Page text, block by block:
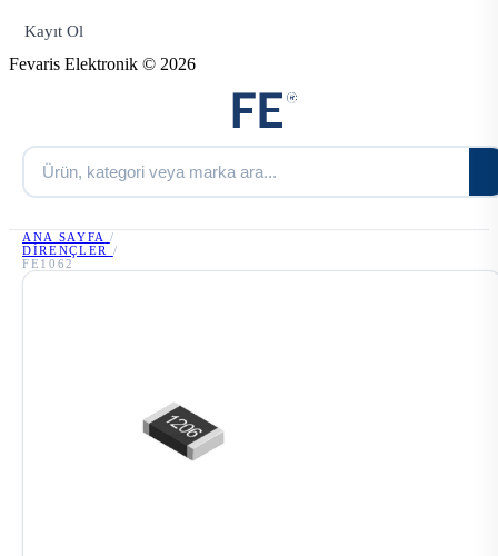
Kayıt Ol
Fevaris Elektronik © 2026
ANA SAYFA /
DIRENÇLER
/
FE1062